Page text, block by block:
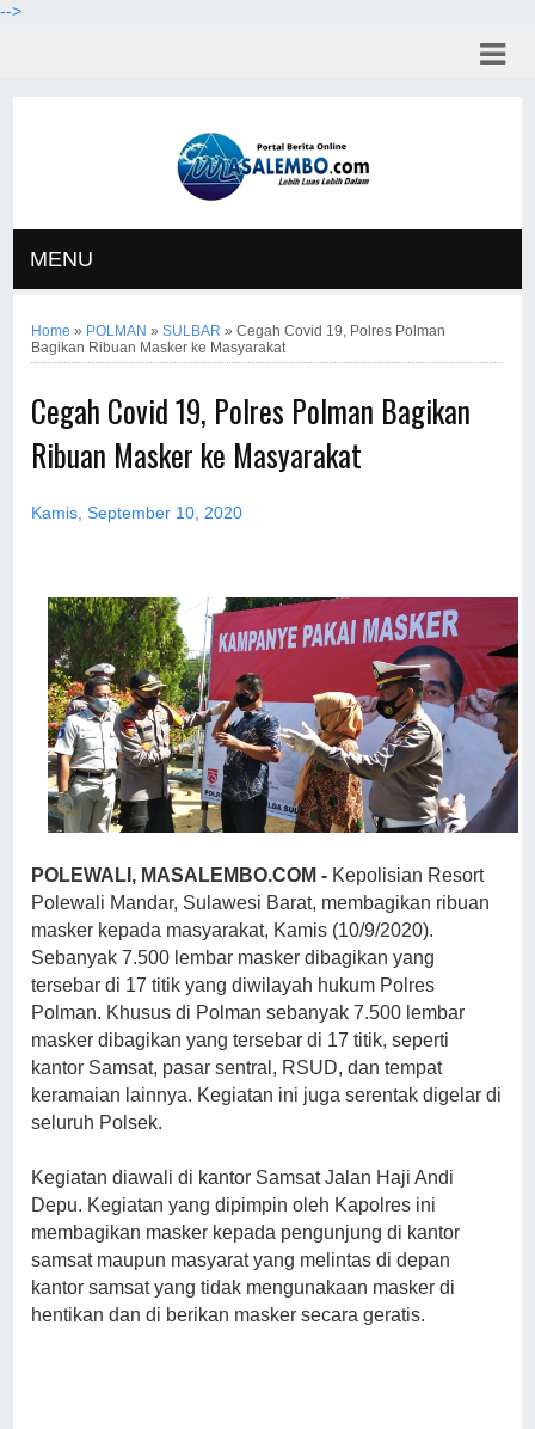
-->
MENU
Home » POLMAN »SULBAR »Cegah Covid 19, Polres Polman
Bagikan Ribuan Masker ke Masyarakat
Cegah Covid 19, Polres Polman Bagikan
Ribuan Masker ke Masyarakat
Kamis, September 10, 2020
POLEWALI, MASALEMBO.COM - Kepolisian Resort
Polewali Mandar, Sulawesi Barat, membagikan ribuan
masker kepada masyarakat, Kamis (10/9/2020).
Sebanyak 7.500 lembar masker dibagikan yang
tersebar di 17 titik yang diwilayah hukum Polres
Polman. Khusus di Polman sebanyak 7.500 lembar
masker dibagikan yang tersebar di 17 titik, seperti
kantor Samsat, pasar sentral, RSUD, dan tempat
keramaian lainnya. Kegiatan ini juga serentak digelar di
seluruh Polsek.
Kegiatan diawali di kantor Samsat Jalan Haji Andi
Depu. Kegiatan yang dipimpin oleh Kapolres ini
membagikan masker kepada pengunjung di kantor
samsat maupun masyarat yang melintas di depan
kantor samsat yang tidak mengunakaan masker di
hentikan dan di berikan masker secara geratis.